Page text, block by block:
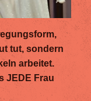
tut, sondern
arbeitet.
JEDE Frau